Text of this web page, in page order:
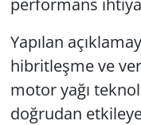
Yapılan
hibritleşme ve
motor yağı
doğrudan